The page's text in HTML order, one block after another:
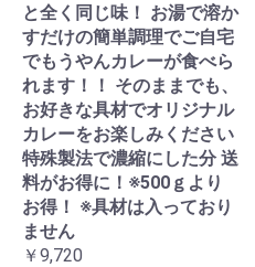
と全く同じ味！ お湯で溶か
すだけの簡単調理でご自宅
でもうやんカレーが食べら
れます！！ そのままでも、
お好きな具材でオリジナル
カレーをお楽しみください
特殊製法で濃縮にした分 送
料がお得に！※500ｇより
お得！ ※具材は入っており
ません
￥9,720